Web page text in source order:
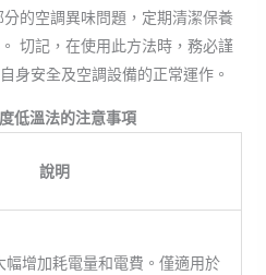
的空調異味問題，定期清潔保養
切記，在使用此方法時，務必謹
身安全及空調設備的正常運作。
低溫法的注意事項
說明
幅增加耗電量和電費。僅適用於